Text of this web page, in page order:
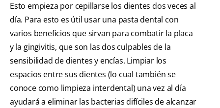
Esto empieza por cepillarse los dientes dos veces al
día. Para esto es útil usar una pasta dental con
varios beneficios que sirvan para combatir la placa
y la gingivitis, que son las dos culpables de la
sensibilidad de dientes y encías. Limpiar los
espacios entre sus dientes (lo cual también se
conoce como limpieza interdental) una vez al día
ayudará a eliminar las bacterias difíciles de alcanzar